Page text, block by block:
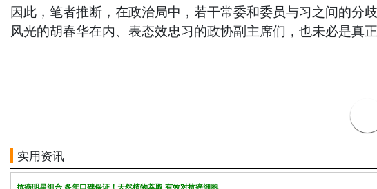
因此，笔者推断，在政治局中，若干常委和委员与习之间的分
风光的胡春华在内、表态效忠习的政协副主席们，也未必是真
实用资讯
抗癌明星组合 多年口碑保证！天然植物萃取 有效对抗癌细胞